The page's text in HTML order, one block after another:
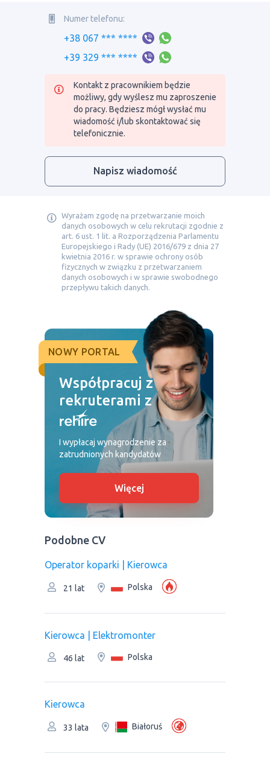
Numer telefonu:
+38 067 *** ****
+39 329 *** ****
Kontakt z pracownikiem będzie
możliwy, gdy wyślesz mu zaproszenie
do pracy. Będziesz mógł wysłać mu
wiadomość i/lub skontaktować się
telefonicznie.
Napisz wiadomość
Wyrażam zgodę na przetwarzanie moich
danych osobowych w celu rekrutacji zgodnie z
art. 6 ust. 1 lit. a Rozporządzenia Parlamentu
Europejskiego i Rady (UE) 2016/679 z dnia 27
kwietnia 2016 r. w sprawie ochrony osób
fizycznych w związku z przetwarzaniem
danych osobowych i w sprawie swobodnego
przepływu takich danych.
NOWY PORTAL
Współpracuj z
rekruterami z
I wypłacaj wynagrodzenie za
zatrudnionych kandydatów
Więcej
Podobne CV
Operator koparki | Kierowca
21 lat Polska
Kierowca | Elektromonter
46 lat Polska
Kierowca
33 lata Białoruś